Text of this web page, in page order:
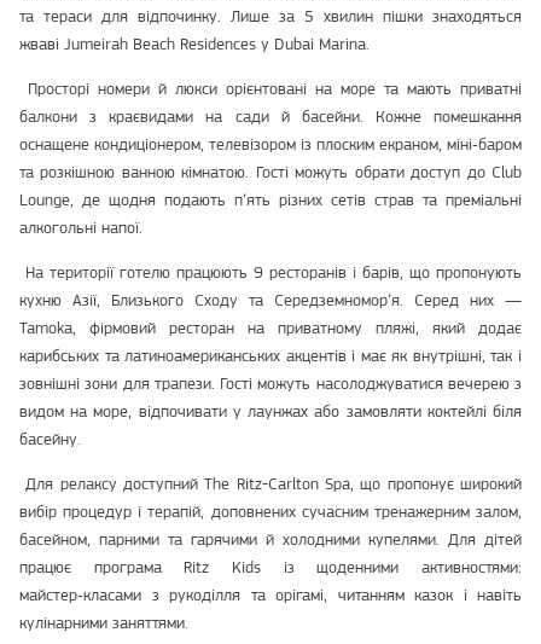
та тераси для відпочинку. Лише за 5 хвилин пішки знаходяться
жваві Jumeirah Beach Residences у Dubai Marina.
Просторі номери й люкси орієнтовані на море та мають приватні
балкони з краєвидами на сади й басейни. Кожне помешкання
оснащене кондиціонером, телевізором із плоским екраном, міні‑баром
та розкішною ванною кімнатою. Гості можуть обрати доступ до Club
Lounge, де щодня подають п’ять різних сетів страв та преміальні
алкогольні напої.
На території готелю працюють 9 ресторанів і барів, що пропонують
кухню Азії, Близького Сходу та Середземномор’я. Серед них —
Tamoka, фірмовий ресторан на приватному пляжі, який додає
карибських та латиноамериканських акцентів і має як внутрішні, так і
зовнішні зони для трапези. Гості можуть насолоджуватися вечерею з
видом на море, відпочивати у лаунжах або замовляти коктейлі біля
басейну.
Для релаксу доступний The Ritz-Carlton Spa, що пропонує широкий
вибір процедур і терапій, доповнених сучасним тренажерним залом,
басейном, парними та гарячими й холодними купелями. Для дітей
працює програма Ritz Kids із щоденними активностями:
майстер‑класами з рукоділля та орігамі, читанням казок і навіть
кулінарними заняттями.